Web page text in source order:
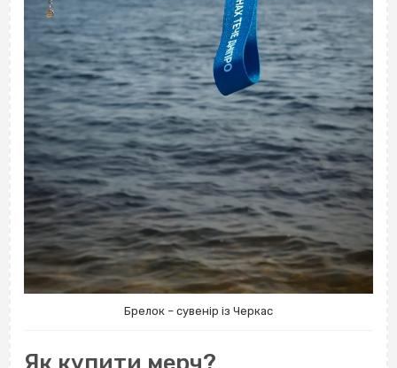
Брелок – сувенір із Черкас
Як купити мерч?